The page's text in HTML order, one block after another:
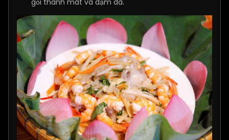
gỏi thanh mát và đậm đà.